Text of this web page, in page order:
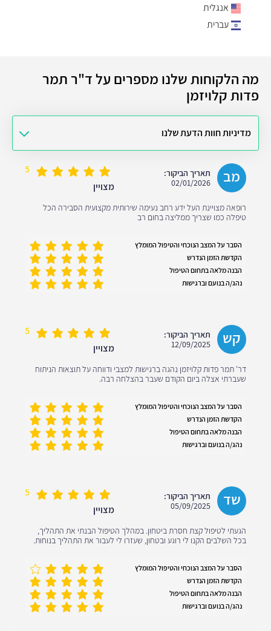
אנגלית
עברית
מה הלקוחות שלנו מספרים על ד"ר תמר
פדות קלויזמן
מב
תאריך הביקור:
02/01/2026
5
מצויין
רופאה מצויינת העל ידע רחב נעימה שירותית מקצועית הסבירה הכל
טיפלה כמו שצריך ממליצה בחום רב
הסבר על המצב הנוכחי והטיפול המומלץ
הקדשת הזמן הנדרש
הבנה מלאה בתחום הטיפול
נהג/ה בנועם וברגישות
קש
תאריך הביקור:
12/09/2025
5
מצויין
דר' תמר פדות קלויזמן נהגה ברגישות למצבי ודווחה על תוצאות הניתוח
שעברתי אצלה ביום הקודם שעבר בהצלחה רבה.
הסבר על המצב הנוכחי והטיפול המומלץ
הקדשת הזמן הנדרש
הבנה מלאה בתחום הטיפול
נהג/ה בנועם וברגישות
שד
תאריך הביקור:
05/09/2025
5
מצויין
הגעתי לטיפול קצת חסרת ביטחון. במהלך הטיפול הבנתי את התהליך,
בכל השלבים הקנו לי רוגע ובטחון, שעזרו לי לעבור את התהליך בנוחות.
הסבר על המצב הנוכחי והטיפול המומלץ
הקדשת הזמן הנדרש
הבנה מלאה בתחום הטיפול
נהג/ה בנועם וברגישות
מדיניות חוות הדעת שלנו